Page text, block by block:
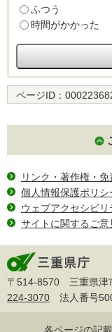
ふつう
時間がかかった
ページID：
リンク・著作権・
個人情報保護ポリシ
ウェブアクセシビリ
サイトに関するご
〒514-8570 三重県津
224-3070 法人番号